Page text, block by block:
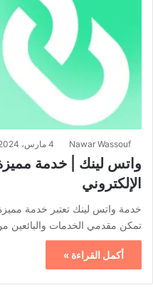
Nawar Wassouf 4 مارس، 2024
واتس لينك | خدمة
الإلكتروني
خدمة واتس لينك تعتبر خدمة
تمكن مقدمي الخدمات والبائعين
أكمل القراءة »